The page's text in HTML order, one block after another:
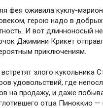
фея оживила куклу-
герою надо в
И вот длинноносый
Джимини Крикет
приключениям.
злого кукольника
удовольствий, где
на продажу, и даже
отца Пиноккио —